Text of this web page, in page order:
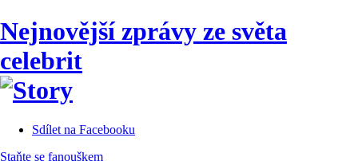
Nejnovější zprávy ze světa
celebrit
Sdílet na Facebooku
Staňte se fanouškem